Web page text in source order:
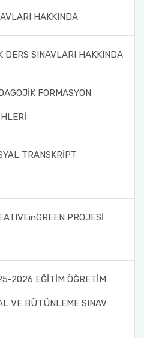
HAKKINDA
DERS SINAVLARI HAKKINDA
FORMASYON
TRANSKRİPT
PROJESİ
2026 EĞİTİM ÖĞRETİM
VE BÜTÜNLEME SINAV
Koordinasyon